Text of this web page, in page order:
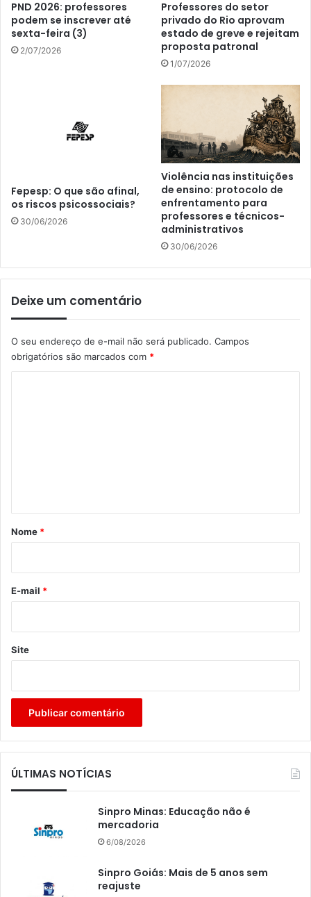
PND 2026: professores
podem se inscrever até
sexta-feira (3)
2/07/2026
Professores do setor
privado do Rio aprovam
estado de greve e rejeitam
proposta patronal
1/07/2026
Fepesp: O que são afinal,
os riscos psicossociais?
30/06/2026
Violência nas instituições
de ensino: protocolo de
enfrentamento para
professores e técnicos-
administrativos
30/06/2026
Deixe um comentário
O seu endereço de e-mail não será publicado. Campos
obrigatórios são marcados com *
r
*
Nome *
E-mail *
Site
ÚLTIMAS NOTÍCIAS
Sinpro Minas: Educação não é
mercadoria
6/08/2026
Sinpro Goiás: Mais de 5 anos sem
reajuste